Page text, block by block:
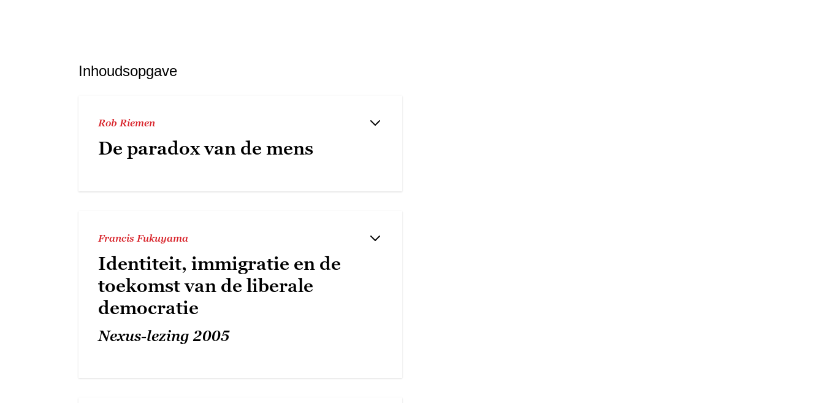
Inhoudsopgave
Rob Riemen
De paradox van de mens
Francis Fukuyama
Identiteit, immigratie en de
toekomst van de liberale
democratie
Nexus-lezing 2005